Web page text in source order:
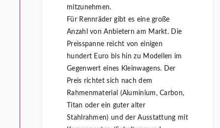
mitzunehmen.
Für Rennräder gibt es eine große
Anzahl von Anbietern am Markt. Die
Preisspanne reicht von einigen
hundert Euro bis hin zu Modellen im
Gegenwert eines Kleinwagens. Der
Preis richtet sich nach dem
Rahmenmaterial (Aluminium, Carbon,
Titan oder ein guter alter
Stahlrahmen) und der Ausstattung mit